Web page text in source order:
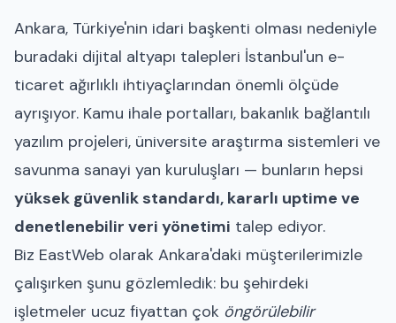
Ankara, Türkiye'nin idari başkenti olması nedeniyle
buradaki dijital altyapı talepleri İstanbul'un e-
ticaret ağırlıklı ihtiyaçlarından önemli ölçüde
ayrışıyor. Kamu ihale portalları, bakanlık bağlantılı
yazılım projeleri, üniversite araştırma sistemleri ve
savunma sanayi yan kuruluşları — bunların hepsi
yüksek güvenlik standardı, kararlı uptime ve
denetlenebilir veri yönetimi talep ediyor.
Biz EastWeb olarak Ankara'daki müşterilerimizle
çalışırken şunu gözlemledik: bu şehirdeki
işletmeler ucuz fiyattan çok öngörülebilir